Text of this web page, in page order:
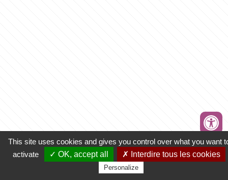
This site uses cookies and gives you control over what you want
activate
✓ OK, accept all ✗ Interdire tous les cookies
Personalize